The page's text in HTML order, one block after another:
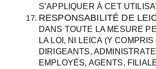
S’APPLIQUER À CET
RESPONSABILITÉ DE
DANS TOUTE LA MESURE
LA LOI, NI LEICA (Y COMPRIS
DIRIGEANTS,
EMPLOYÉS, AGENTS,